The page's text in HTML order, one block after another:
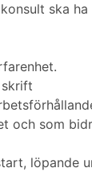
ska
skrift
och som